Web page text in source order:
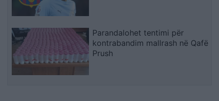
Parandalohet tentimi për
kontrabandim mallrash në Qafë
Prush